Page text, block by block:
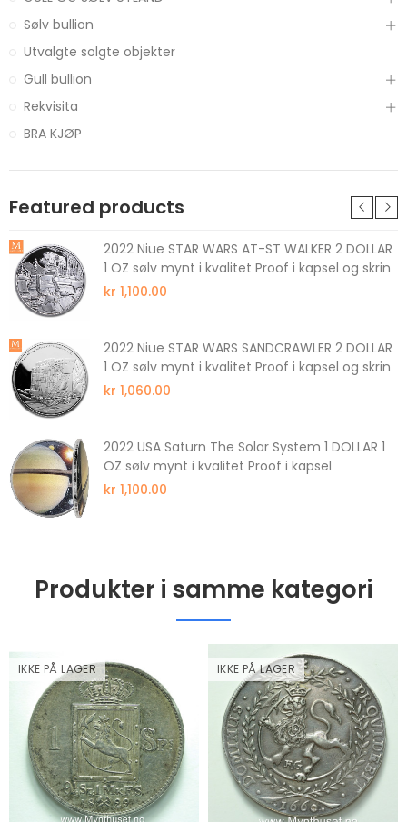
Sølv bullion
Utvalgte solgte objekter
Gull bullion
Rekvisita
BRA KJØP
Featured products
2022 Niue STAR WARS AT-ST WALKER 2 DOLLAR
1 OZ sølv mynt i kvalitet Proof i kapsel og skrin
kr 1,100.00
2022 Niue STAR WARS SANDCRAWLER 2 DOLLAR
1 OZ sølv mynt i kvalitet Proof i kapsel og skrin
kr 1,060.00
2022 USA Saturn The Solar System 1 DOLLAR 1
OZ sølv mynt i kvalitet Proof i kapsel
kr 1,100.00
Produkter i samme kategori
IKKE PÅ LAGER IKKE PÅ LAGER